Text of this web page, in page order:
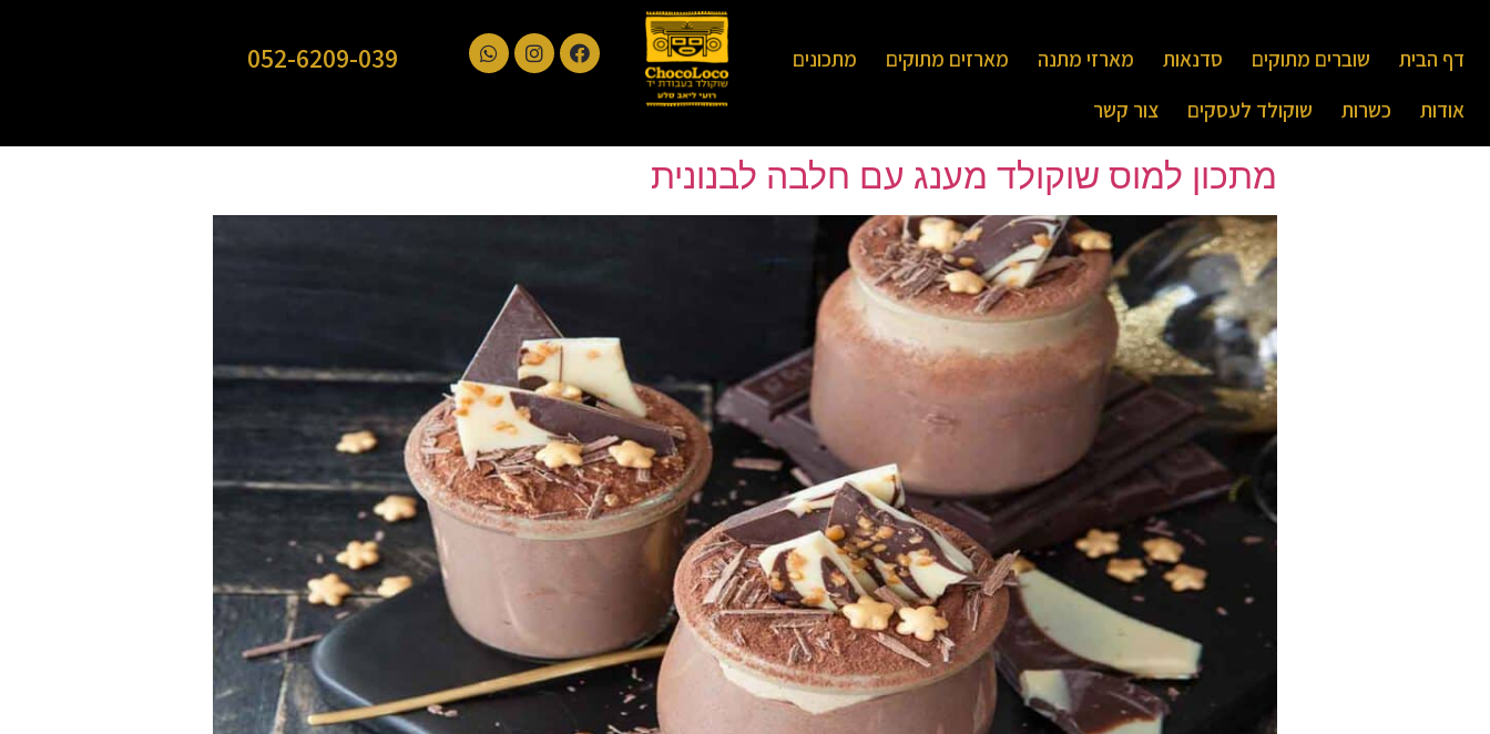
דף הבית שוברים מתוקים סדנאות מארזי מתנה מארזים מתוקים
מתכונים
אודות
כשרות שוקולד לעסקים צור קשר
052-6209-039
מתכון למוס שוקולד מענג עם חלבה לבנונית